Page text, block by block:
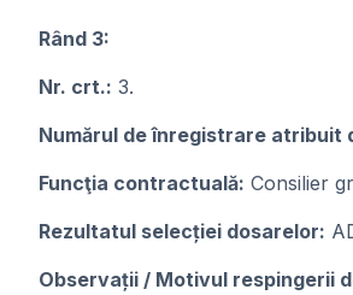
Rând 3:
Nr. crt.: 3.
Numărul de înregistrare atribuit
Funcţia contractuală: Consilier
Rezultatul selecției dosarelor:
Observații / Motivul respingerii